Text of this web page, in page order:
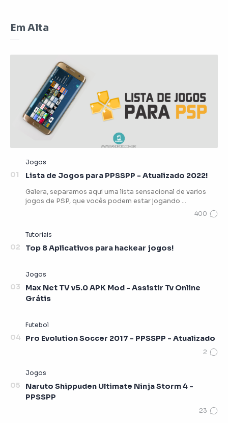
Em Alta
Lista de Jogos para PPSSPP - Atualizado 2022!
Galera, separamos aqui uma lista sensacional de varios
jogos de PSP, que vocês podem estar jogando …
Top 8 Aplicativos para hackear jogos!
Max Net TV v5.0 APK Mod - Assistir Tv Online
Grátis
Pro Evolution Soccer 2017 - PPSSPP - Atualizado
Naruto Shippuden Ultimate Ninja Storm 4 -
PPSSPP